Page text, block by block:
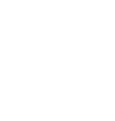
joaca pentru copii